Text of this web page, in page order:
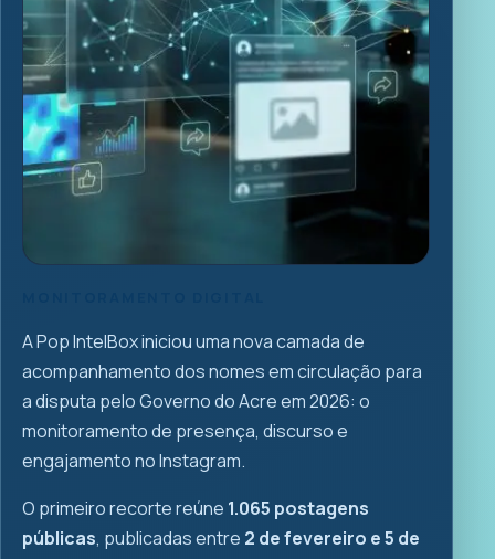
A Pop IntelBox iniciou uma nova camada de
acompanhamento dos nomes em circulação para
a disputa pelo Governo do Acre em 2026: o
monitoramento de presença, discurso e
engajamento no Instagram.
O primeiro recorte reúne 1.065 postagens
públicas, publicadas entre 2 de fevereiro e 5 de